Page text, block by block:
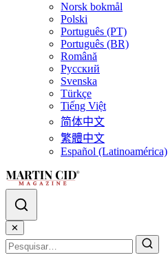
Norsk bokmål
Polski
Português (PT)
Português (BR)
Română
Русский
Svenska
Türkçe
Tiếng Việt
简体中文
繁體中文
Español (Latinoamérica)
✕